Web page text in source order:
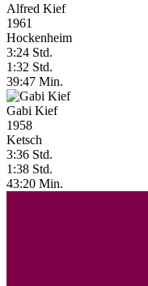
Alfred Kief
1961
Hockenheim
3:24 Std.
1:32 Std.
39:47 Min.
Gabi Kief
1958
Ketsch
3:36 Std.
1:38 Std.
43:20 Min.